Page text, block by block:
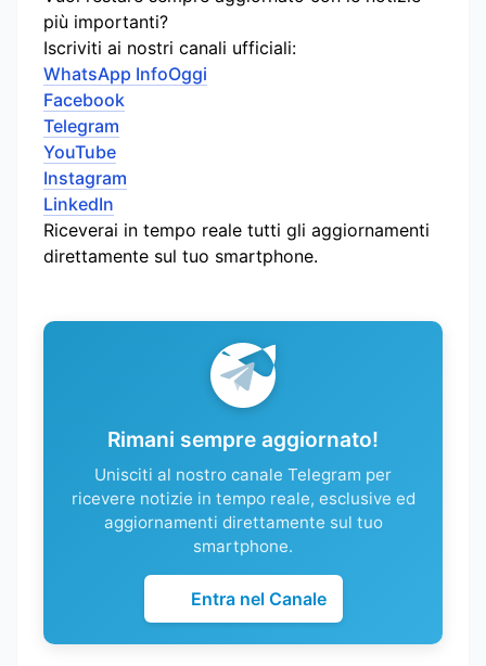
più importanti?
Iscriviti ai nostri canali ufficiali:
WhatsApp InfoOggi
Facebook
Telegram
YouTube
Instagram
LinkedIn
Riceverai in tempo reale tutti gli aggiornamenti
direttamente sul tuo smartphone.
Rimani sempre aggiornato!
Unisciti al nostro canale Telegram per
ricevere notizie in tempo reale, esclusive ed
aggiornamenti direttamente sul tuo
smartphone.
Entra nel Canale